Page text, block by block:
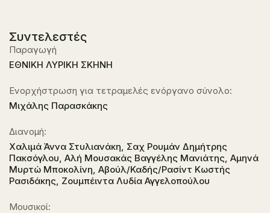
Συντελεστές
Παραγωγή
ΕΘΝΙΚΗ ΛΥΡΙΚΗ ΣΚΗΝΗ
Ενορχήστρωση για τετραμελές ενόργανο σύνολο:
Μιχάλης Παρασκάκης
Διανομή:
Χαλιμά Άννα Στυλιανάκη, Σαχ Ρουμάν Δημήτρης
Πακσόγλου, Αλή Μουσακάς Βαγγέλης Μανιάτης, Αμηνά
Μυρτώ Μποκολίνη, Αβούλ/Καδής/Ρασίντ Κωστής
Ρασιδάκης, Ζουμπέιντα Λυδία Αγγελοπούλου
Μουσικοί: